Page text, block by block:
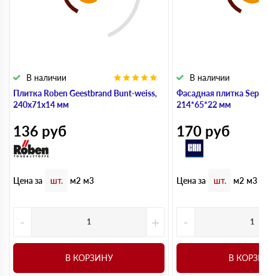
Плитка Roben Geestbrand Bunt-weiss,
240х71х14 мм
В наличии
136 руб
Цена за шт. м2 м3
- +
В КОРЗИНУ
Фасадная плитка Sepia
214*65*22 мм
В наличии
170 руб
Цена за шт. м2 м3
-
В